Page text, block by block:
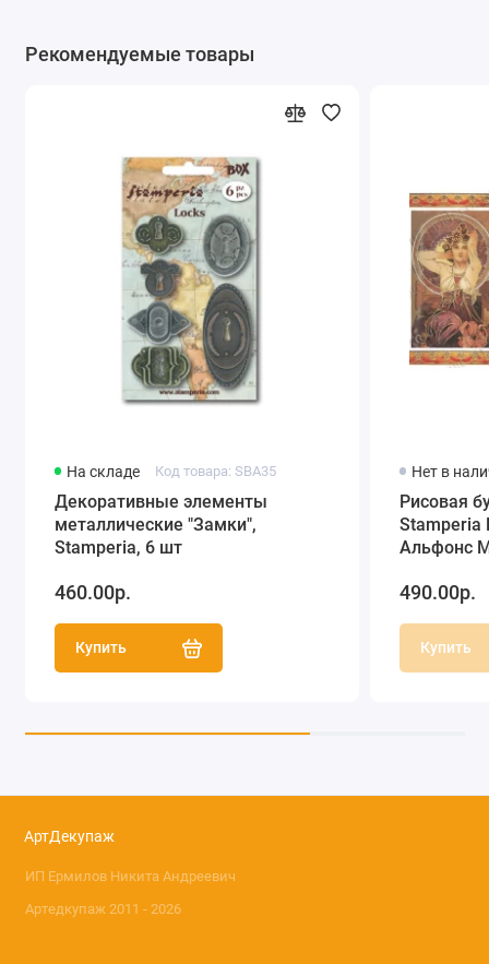
Рекомендуемые товары
На складе Код товара: SBA35
Декоративные элементы
металлические "Замки",
Stamperia, 6 шт
460.00р.
Купить
Нет в
Рисовая
Stamperia
Альфонс
490.00р.
Купить
АртДекупаж
ИП Ермилов Никита Андреевич
Артедкупаж 2011 - 2026